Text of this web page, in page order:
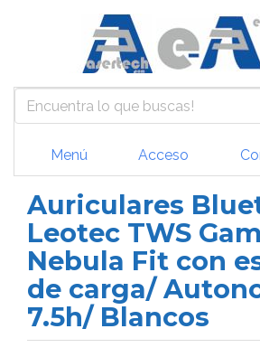
Menú Acceso
Auriculares
Leotec TWS
Nebula Fit con
de carga/
7.5h/ Blancos